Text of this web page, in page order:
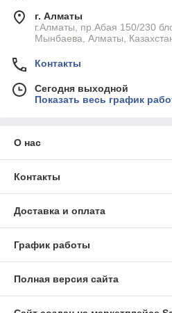
г. Алматы
г.Алматы, пр.Абая 150/230
Мынбаева, Алматы,
Контакты
Сегодня выходной
Показать весь график
О нас
Контакты
Доставка и оплата
График работы
Полная версия сайта